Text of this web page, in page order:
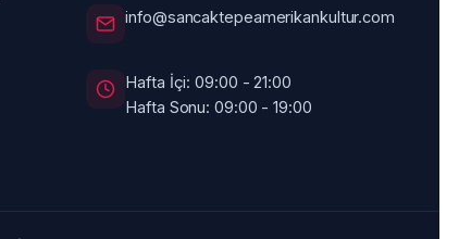
info@sancaktepeamerikankultur.com
Hafta İçi: 09:00 - 21:00
Hafta Sonu: 09:00 - 19:00